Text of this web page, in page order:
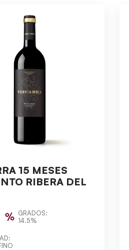
15 MESES
RIBERA DEL
GRADOS:
14.5%